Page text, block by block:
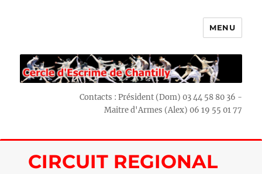
MENU
Contacts : Président (Dom) 03 44 58 80 36 -
Maitre d'Armes (Alex) 06 19 55 01 77
CIRCUIT REGIONAL